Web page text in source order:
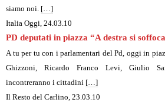
siamo noi. […]
Italia Oggi, 24.03.10
PD deputati in piazza “A destra si
A tu per tu con i parlamentari del Pd, oggi in
Ghizzoni, Ricardo Franco Levi, Giulio
incontreranno i cittadini […]
Il Resto del Carlino, 23.03.10